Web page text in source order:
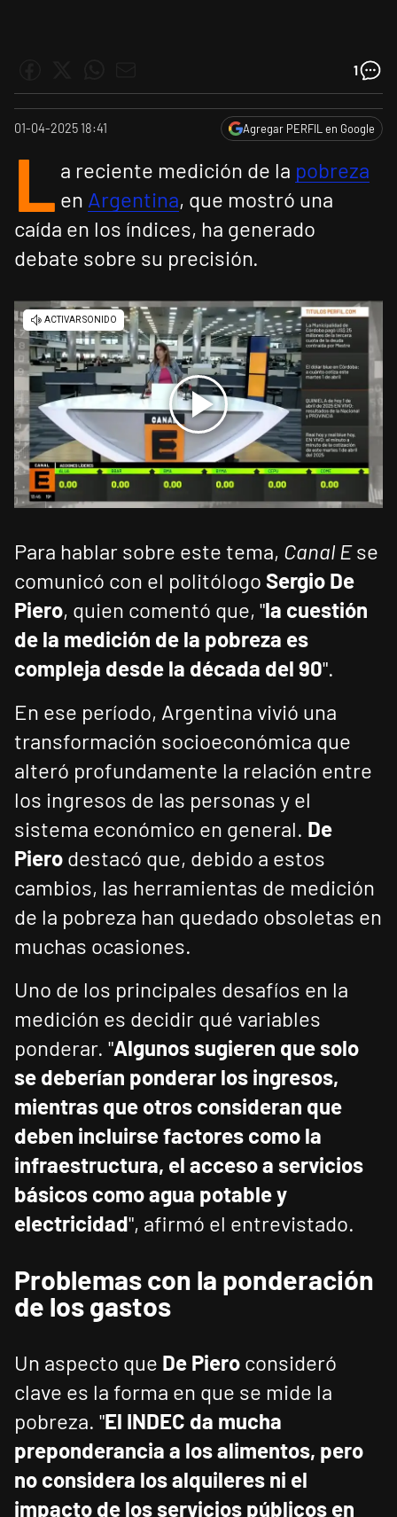
1
01-04-2025 18:41 Agregar PERFIL en Google
L a reciente medición de la pobreza
en Argentina, que mostró una
caída en los índices, ha generado
debate sobre su precisión.
Para hablar sobre este tema, Canal Ese
comunicó con el politólogo Sergio De
Piero, quien comentó que, "la cuestión
de la medición de la pobreza es
compleja desde la década del 90".
En ese período, Argentina vivió una
transformación socioeconómica que
alteró profundamente la relación entre
los ingresos de las personas y el
sistema económico en general. De
Piero destacó que, debido a estos
cambios, las herramientas de medición
de la pobreza han quedado obsoletas en
muchas ocasiones.
Uno de los principales desafíos en la
medición es decidir qué variables
ponderar. "Algunos sugieren que solo
se deberían ponderar los ingresos,
mientras que otros consideran que
deben incluirse factores como la
infraestructura, el acceso a servicios
básicos como agua potable y
electricidad", afirmó el entrevistado.
Problemas con la ponderación
de los gastos
Un aspecto que De Piero consideró
clave es la forma en que se mide la
pobreza. "El INDEC da mucha
preponderancia a los alimentos, pero
no considera los alquileres ni el
impacto de los servicios públicos en